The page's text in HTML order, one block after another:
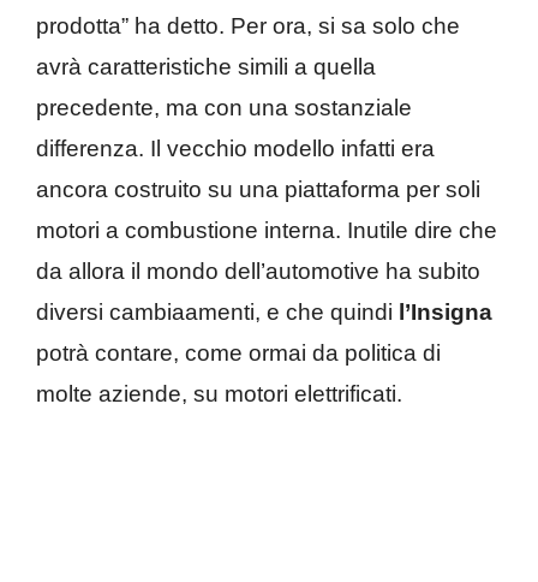
prodotta” ha detto. Per ora, si sa solo che
avrà caratteristiche simili a quella
precedente, ma con una sostanziale
differenza. Il vecchio modello infatti era
ancora costruito su una piattaforma per soli
motori a combustione interna. Inutile dire che
da allora il mondo dell’automotive ha subito
diversi cambiaamenti, e che quindi l’Insigna
potrà contare, come ormai da politica di
molte aziende, su motori elettrificati.